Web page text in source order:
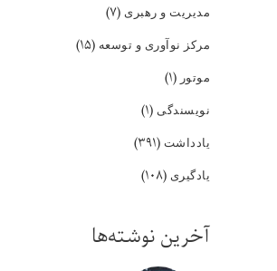
مدیریت و رهبری (۷)
مرکز نوآوری و توسعه (۱۵)
موتور (۱)
نویسندگی (۱)
یادداشت (۳۹۱)
یادگیری (۱۰۸)
آخرین نوشته‌ها